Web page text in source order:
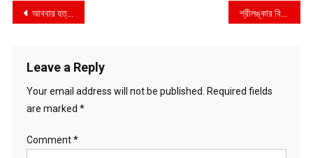
Post
আববার হত্যার প্রতিবাদে স্বরূপকাঠীতে মানববন্ধন
Leave a Reply
Your email address will not be published.
Required fields
are marked *
Comment*